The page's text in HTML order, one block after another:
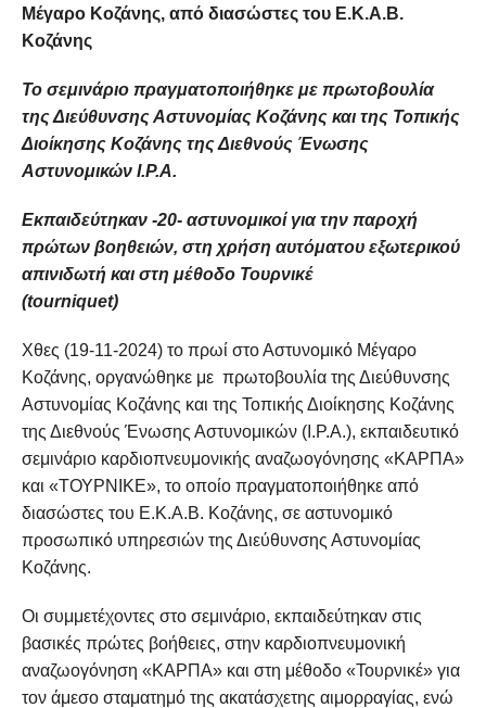
Μέγαρο Κοζάνης, από διασώστες του Ε.Κ.Α.Β.
Κοζάνης
Το σεμινάριο πραγματοποιήθηκε με πρωτοβουλία
της Διεύθυνσης Αστυνομίας Κοζάνης και της Τοπικής
Διοίκησης Κοζάνης της Διεθνούς Ένωσης
Αστυνομικών Ι.Ρ.Α.
Εκπαιδεύτηκαν -20- αστυνομικοί για την παροχή
πρώτων βοηθειών, στη χρήση αυτόματου εξωτερικού
απινιδωτή και στη μέθοδο Τουρνικέ
(tourniquet)
Χθες (19-11-2024) το πρωί στο Αστυνομικό Μέγαρο
Κοζάνης, οργανώθηκε με πρωτοβουλία της Διεύθυνσης
Αστυνομίας Κοζάνης και της Τοπικής Διοίκησης Κοζάνης
της Διεθνούς Ένωσης Αστυνομικών (I.P.A.), εκπαιδευτικό
σεμινάριο καρδιοπνευμονικής αναζωογόνησης «ΚΑΡΠΑ»
και «ΤΟΥΡΝΙΚΕ», το οποίο πραγματοποιήθηκε από
διασώστες του Ε.Κ.Α.Β. Κοζάνης, σε αστυνομικό
προσωπικό υπηρεσιών της Διεύθυνσης Αστυνομίας
Κοζάνης.
Οι συμμετέχοντες στο σεμινάριο, εκπαιδεύτηκαν στις
βασικές πρώτες βοήθειες, στην καρδιοπνευμονική
αναζωογόνηση «ΚΑΡΠΑ» και στη μέθοδο «Τουρνικέ» για
τον άμεσο σταματημό της ακατάσχετης αιμορραγίας, ενώ